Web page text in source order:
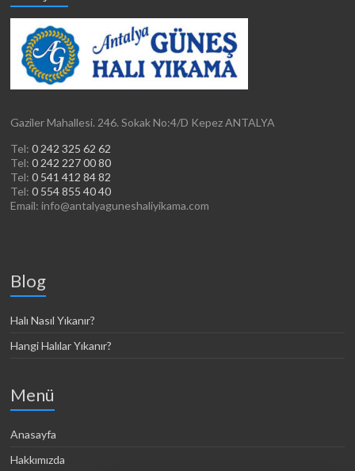
Gaziler Mahallesi. 246. Sokak No:4/D Kepez ANTALYA
Tel:0 242 325 62 62
Tel:0 242 227 00 80
Tel:0 541 412 84 82
Tel:0 554 855 40 40
Email: info@antalyaguneshaliyikama.com
Blog
Halı Nasıl Yıkanır?
Hangi Halılar Yıkanır?
Menü
Anasayfa
Hakkımızda